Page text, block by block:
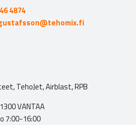
4874
TehoJet, Airblast, RPB
VANTAA
7:00-16:00